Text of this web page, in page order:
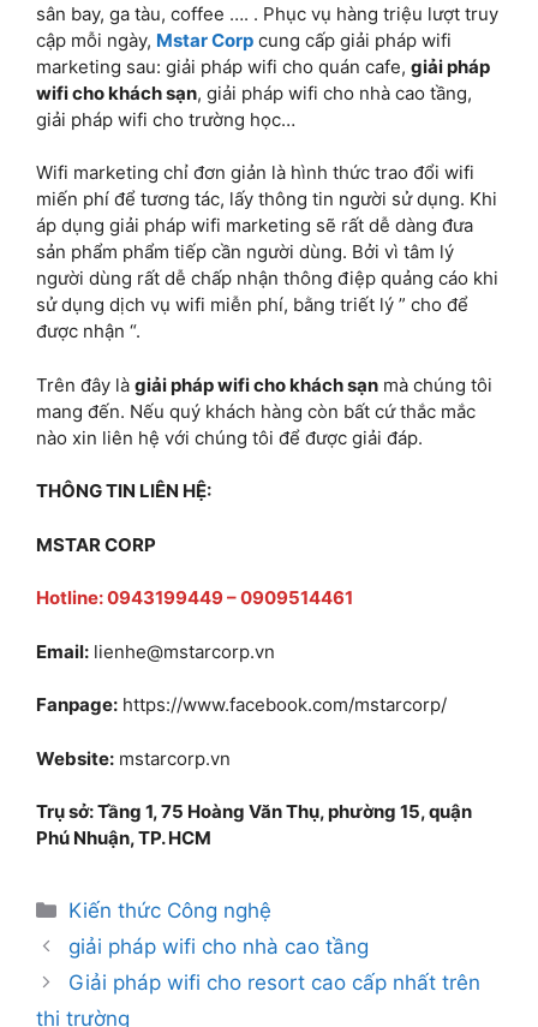
sân bay, ga tàu, coffee …. . Phục vụ hàng triệu lượt truy
cập mỗi ngày, Mstar Corp cung cấp giải pháp wifi
marketing sau: giải pháp wifi cho quán cafe, giải pháp
wifi cho khách sạn, giải pháp wifi cho nhà cao tầng,
giải pháp wifi cho trường học…
Wifi marketing chỉ đơn giản là hình thức trao đổi wifi
miến phí để tương tác, lấy thông tin người sử dụng. Khi
áp dụng giải pháp wifi marketing sẽ rất dễ dàng đưa
sản phẩm phẩm tiếp cần người dùng. Bởi vì tâm lý
người dùng rất dễ chấp nhận thông điệp quảng cáo khi
sử dụng dịch vụ wifi miễn phí, bằng triết lý ” cho để
được nhận “.
Trên đây là giải pháp wifi cho khách sạn mà chúng tôi
mang đến. Nếu quý khách hàng còn bất cứ thắc mắc
nào xin liên hệ với chúng tôi để được giải đáp.
THÔNG TIN LIÊN HỆ:
MSTAR CORP
Hotline: 0943199449 – 0909514461
Email: lienhe@mstarcorp.vn
Fanpage: https://www.facebook.com/mstarcorp/
Website: mstarcorp.vn
Trụ sở: Tầng 1, 75 Hoàng Văn Thụ, phường 15, quận
Phú Nhuận, TP. HCM
Kiến thức Công nghệ
giải pháp wifi cho nhà cao tầng
Giải pháp wifi cho resort cao cấp nhất trên
thị trường